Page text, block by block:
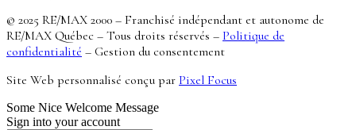
© 2025 RE/MAX 2000 – Franchisé indépendant et autonome de
RE/MAX Québec – Tous droits réservés – Politique de
confidentialité – Gestion du consentement
Site Web personnalisé conçu par Pixel Focus
Some Nice Welcome Message
Sign into your account